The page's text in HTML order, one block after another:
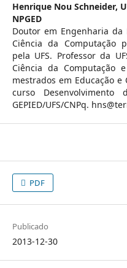
Henrique Nou Schneider,
NPGED
Doutor em Engenharia da
Ciência da Computação
pela UFS. Professor da
Ciência da Computação
mestrados em Educação e
curso Desenvolvimento
GEPIED/UFS/CNPq.
PDF
Publicado
2013-12-30